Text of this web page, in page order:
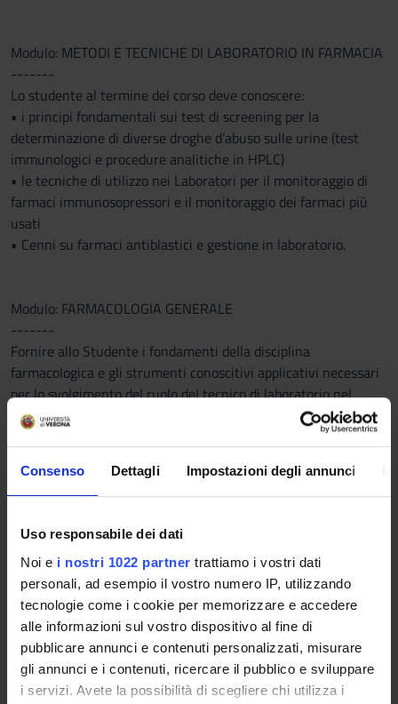
Consenso Dettagli Impostazioni degli annunci
Uso responsabile dei dati
Noi e i nostri 1022 partner trattiamo i vostri dati
personali, ad esempio il vostro numero IP, utilizzando
tecnologie come i cookie per memorizzare e accedere
alle informazioni sul vostro dispositivo al fine di
pubblicare annunci e contenuti personalizzati, misurare
gli annunci e i contenuti, ricercare il pubblico e sviluppare
i servizi. Avete la possibilità di scegliere chi utilizza i
Modulo: METODI E TECNICHE DI LABORATORIO IN FARMACIA
-------
Lo studente al termine del corso deve conoscere:
• i principi fondamentali sui test di screening per la
determinazione di diverse droghe d’abuso sulle urine (test
immunologici e procedure analitiche in HPLC)
• le tecniche di utilizzo nei Laboratori per il monitoraggio di
farmaci immunosopressori e il monitoraggio dei farmaci più
usati
• Cenni su farmaci antiblastici e gestione in laboratorio.
Modulo: FARMACOLOGIA GENERALE
-------
Fornire allo Studente i fondamenti della disciplina
farmacologica e gli strumenti conoscitivi applicativi necessari
per lo svolgimento del ruolo del tecnico di laboratorio nel
controllo delle terapie farmacologiche.
Programma
Modulo: FARMACOTOSSICOLOGIA
---
Modulo: METODI E TECNICHE DI LABORATORIO IN FARMACIA
-------
• Analisi di farmaci e tecniche di separazione per l’analisi
• Monitoraggio terapeutico dei farmaci immunosoppressori
utilizzati dai Centri Trapianti con metodo della polarizzazione
della fluorescenza